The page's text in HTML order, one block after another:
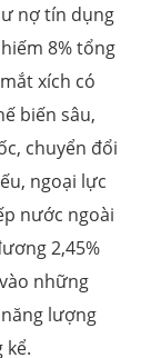
nợ tín dụng
8% tổng
xích có
biến sâu,
chuyển đổi
ngoại lực
nước ngoài
2,45%
những
lượng
kể.